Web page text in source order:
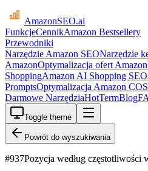
AmazonSEO.ai
FunkcjeCennikAmazon Bestsellery
Przewodniki
Narzędzie Amazon SEONarzędzie
AmazonOptymalizacja ofert Amazon
ShoppingAmazon AI Shopping SEO
PromptsOptymalizacja Amazon
Darmowe NarzędziaHotTermBlog
Toggle theme
Powrót do wyszukiwania
#937Pozycja według częstotliwości